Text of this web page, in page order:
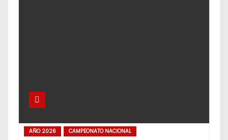
AÑO 2026 CAMPEONATO NACIONAL